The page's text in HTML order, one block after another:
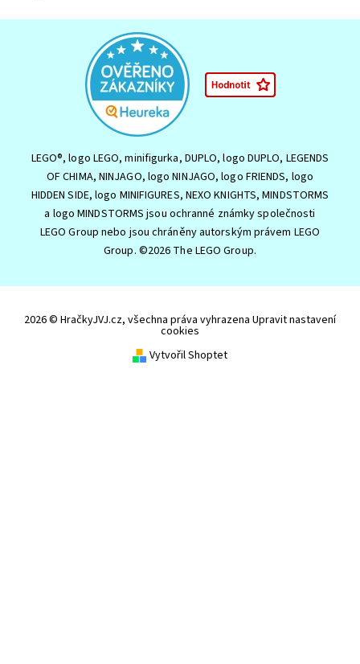
LEGO®, logo LEGO, minifigurka, DUPLO, logo DUPLO, LEGENDS
OF CHIMA, NINJAGO, logo NINJAGO, logo FRIENDS, logo
HIDDEN SIDE, logo MINIFIGURES, NEXO KNIGHTS, MINDSTORMS
a logo MINDSTORMS jsou ochranné známky společnosti
LEGO Group nebo jsou chráněny autorským právem LEGO
Group. ©2026 The LEGO Group.
2026 © HračkyJVJ.cz, všechna práva vyhrazena Upravit nastavení
cookies
Vytvořil Shoptet